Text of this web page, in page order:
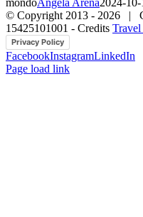
© Copyright 2013 - 2026 |
15425101001 - Credits
Privacy Policy
FacebookInstagramLinkedIn
Page load link